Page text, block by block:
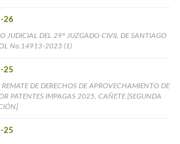
26
JUDICIAL DEL 29° JUZGADO CIVIL DE SANTIAGO
No.14913-2023 (1)
25
REMATE DE DERECHOS DE APROVECHAMIENTO DE
PATENTES IMPAGAS 2025, CAÑETE [SEGUNDA
25